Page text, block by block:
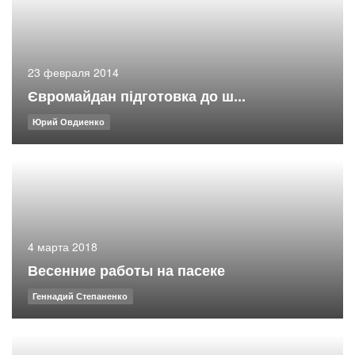
23 февраля 2014
Євромайдан підготовка до ш...
Юрий Овдиенко
4 марта 2018
Весенние работы на пасеке
Геннадий Степаненко